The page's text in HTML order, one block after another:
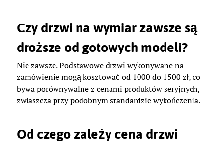
Czy drzwi na wymiar zawsze są
droższe od gotowych modeli?
Nie zawsze. Podstawowe drzwi wykonywane na
zamówienie mogą kosztować od 1000 do 1500 zł, co
bywa porównywalne z cenami produktów seryjnych,
zwłaszcza przy podobnym standardzie wykończenia.
Od czego zależy cena drzwi